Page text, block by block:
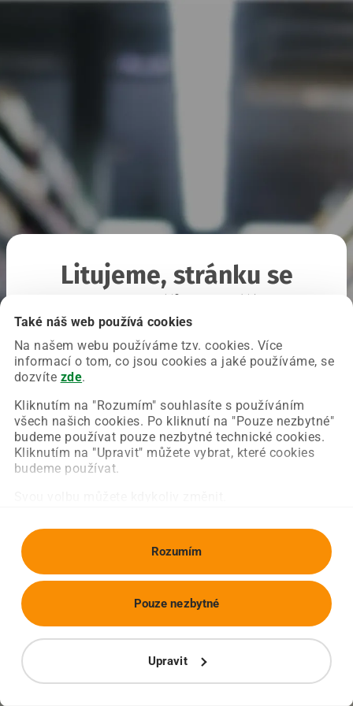
Také náš web používá cookies
Na našem webu používáme tzv. cookies. Více
informací o tom, co jsou cookies a jaké používáme, se
dozvíte zde.
Kliknutím na "Rozumím" souhlasíte s používáním
všech našich cookies. Po kliknutí na "Pouze nezbytné"
budeme používat pouze nezbytné technické cookies.
Kliknutím na "Upravit" můžete vybrat, které cookies
budeme používat.
Rozumím
Upravit
Pouze nezbytné
Litujeme, stránku se
Chyba nastala na naší straně a už ji opravujeme.
Zkuste prosím znovu načíst požadovanou stránku.
Obnovit stránku Úvodní strana